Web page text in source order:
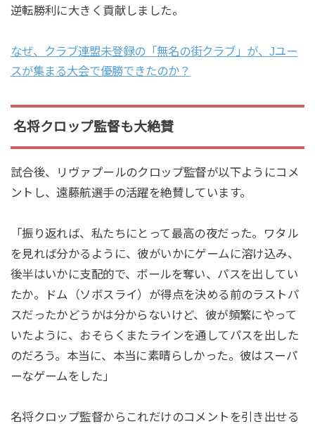
逆転勝利に大きく貢献しました。
なぜ、クラブ連盟未登録の「無名の街クラブ」が、Jユー
スが集まる大会で優勝できたのか？
名将クロップ監督も大絶賛
試合後、リヴァプールのクロップ監督が以下ようにコメ
ントし、遠藤航選手の活躍を絶賛しています。
「振り返れば、私たちにとって最高の夜だった。ワタル
を見れば分かるように、彼がいかにゲームに溶け込み、
後半はいかに支配的で、ボールを奪い、パスを出してい
たか。ドム（ソボスライ）が得点を決める前のラストパ
スだったかどうかは分からないけど、彼が頻繁にやって
いたように、おそらくまたラインを通してパスを出した
のだろう。本当に、本当に素晴らしかった。彼はスーパ
ーなゲームをした」
名将クロップ監督からこれだけのコメントを引き出せる